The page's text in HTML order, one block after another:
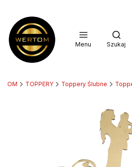
Menu Szukaj
TOPPERY Toppery Ślubne